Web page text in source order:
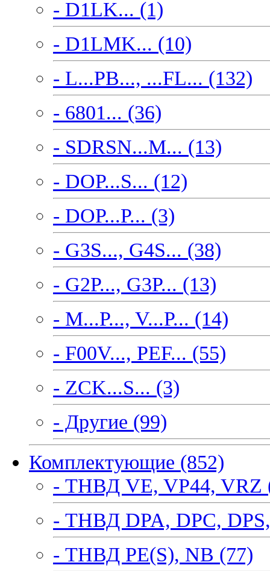
- D1LK... (1)
- D1LMK... (10)
- L...PB..., ...FL... (132)
- 6801... (36)
- SDRSN...M... (13)
- DOP...S... (12)
- DOP...P... (3)
- G3S..., G4S... (38)
- G2P..., G3P... (13)
- M...P..., V...P... (14)
- F00V..., PEF... (55)
- ZCK...S... (3)
- Другие (99)
Комплектующие (852)
- ТНВД VE, VP44, VRZ
- ТНВД DPA, DPC,
- ТНВД PE(S), NB (77)